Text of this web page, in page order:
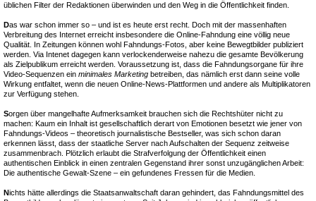
üblichen Filter der Redaktionen überwinden und den Weg in die Öffentlichkeit finden.
Das war schon immer so – und ist es heute erst recht. Doch mit der massenhaften
Verbreitung des Internet erreicht insbesondere die Online-Fahndung eine völlig neue
Qualität. In Zeitungen können wohl Fahndungs-Fotos, aber keine Bewegtbilder publiziert
werden. Via Intenet dagegen kann verlockenderweise nahezu die gesamte Bevölkerung
als Zielpublikum erreicht werden. Voraussetzung ist, dass die Fahndungsorgane für ihre
Video-Sequenzen ein minimales Marketing betreiben, das nämlich erst dann seine volle
Wirkung entfaltet, wenn die neuen Online-News-Plattformen und andere als Multiplikatoren
zur Verfügung stehen.
Sorgen über mangelhafte Aufmerksamkeit brauchen sich die Rechtshüter nicht zu
machen: Kaum ein Inhalt ist gesellschaftlich derart von Emotionen besetzt wie jener von
Fahndungs-Videos – theoretisch journalistische Bestseller, was sich schon daran
erkennen lässt, dass der staatliche Server nach Aufschalten der Sequenz zeitweise
zusammenbrach. Plötzlich erlaubt die Strafverfolgung der Öffentlichkeit einen
authentischen Einblick in einen zentralen Gegenstand ihrer sonst unzugänglichen Arbeit:
Die authentische Gewalt-Szene – ein gefundenes Fressen für die Medien.
Nichts hätte allerdings die Staatsanwaltschaft daran gehindert, das Fahndungsmittel des